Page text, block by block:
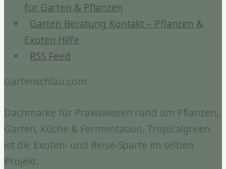
für Garten & Pflanzen
Garten Beratung Kontakt – Pflanzen &
Exoten Hilfe
RSS Feed
Gartenschlau.com
Dachmarke für Praxiswissen rund um Pflanzen,
Garten, Küche & Fermentation. Tropicalgreen
ist die Exoten- und Reise-Sparte im selben
Projekt.